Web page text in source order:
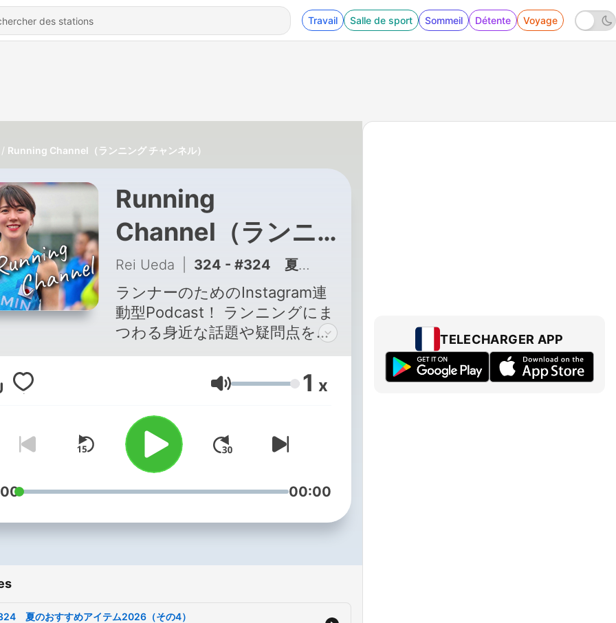
Travail Salle de sport Sommeil Détente Voyage
Running Channel（ランニング チャンネル）
Running
Channel（ランニ
ング チャンネル）
Rei Ueda 324 - #324 夏のおすすめアイテム2026（その4）
ランナーのためのInstagram連
動型Podcast！ ランニングにま
つわる身近な話題や疑問点を全
国のランナーとシェアします。
毎週土曜日午前5時更新。ラン
ニングのお供にどうぞ♪ 《話す
人》 上田 怜 Garmin Japan ガー
ミンマスター Shokz Japanアン
バサダー 一般社団法人 プロギ
ングジャパン アンバサダー
LIVERUN トレーナー 日本証券
ト 《オフィシャルウェブサイ
https://www.runningchannel.jp/
Volume 1 x
00:00
夏のおすすめアイテム2026（その4）
TELECHARGER APP